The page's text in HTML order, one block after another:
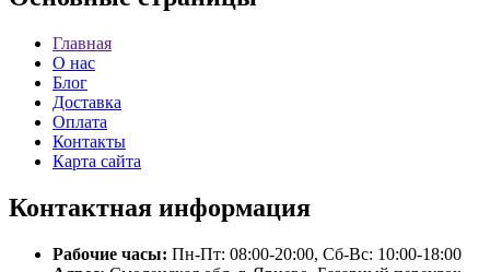
Главная
О нас
Блог
Доставка
Оплата
Контакты
Карта сайта
Контактная информация
Рабочие часы: Пн-Пт: 08:00-20:00, Сб-Вс: 10:00-18:00